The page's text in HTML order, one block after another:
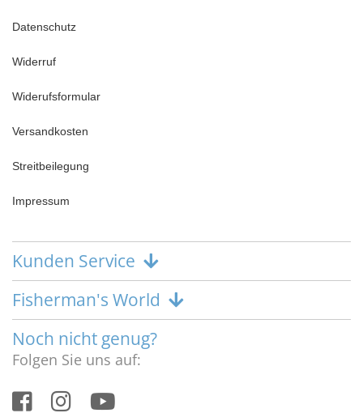
Datenschutz
Widerruf
Widerufsformular
Versandkosten
Streitbeilegung
Impressum
Kunden Service
Fisherman's World
Noch nicht genug?
Folgen Sie uns auf: